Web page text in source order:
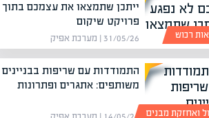
ייתכן שתמצאו את עצמכם בתוך
פרויקט שיקום
31/05/26 | מערכת אפיק רכוש
התמודדות עם שריפות בבניינים
משותפים: אתגרים ופתרונות
ואחזקת מבנים